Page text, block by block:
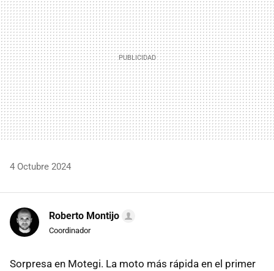
4 Octubre 2024
Roberto Montijo
Coordinador
Sorpresa en Motegi. La moto más rápida en el primer